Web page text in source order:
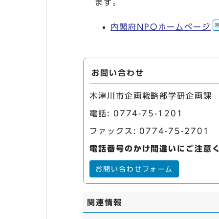
ます。
内閣府NPOホームページ
お問い合わせ
木津川市企画戦略部学研企画課
電話: 0774-75-1201
ファックス: 0774-75-2701
電話番号のかけ間違いにご注意
お問い合わせフォーム
関連情報